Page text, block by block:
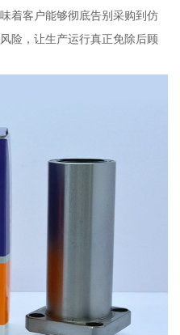
着客户能够彻底告别采购到仿
险，让生产运行真正免除后顾